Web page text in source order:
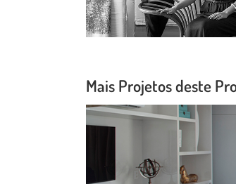
Mais Projetos deste